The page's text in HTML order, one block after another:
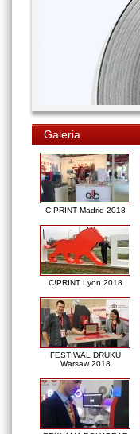
Galeria
C!PRINT Madrid 2018
C!PRINT Lyon 2018
FESTIWAL DRUKU
Warsaw 2018